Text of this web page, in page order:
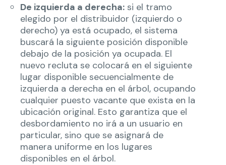
De izquierda a derecha: si el tramo
elegido por el distribuidor (izquierdo o
derecho) ya está ocupado, el sistema
buscará la siguiente posición disponible
debajo de la posición ya ocupada. El
nuevo recluta se colocará en el siguiente
lugar disponible secuencialmente de
izquierda a derecha en el árbol, ocupando
cualquier puesto vacante que exista en la
ubicación original. Esto garantiza que el
desbordamiento no irá a un usuario en
particular, sino que se asignará de
manera uniforme en los lugares
disponibles en el árbol.